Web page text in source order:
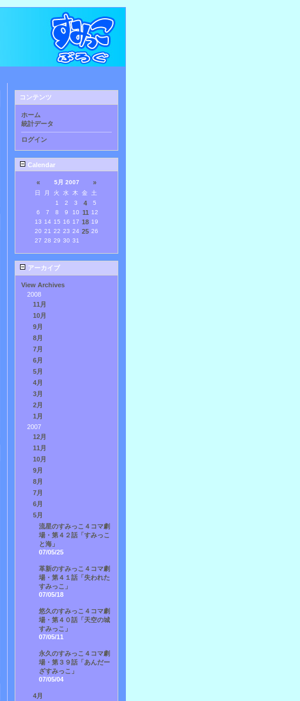
コンテンツ
ホーム
統計データ
ログイン
Calendar
« 5月 2007 »
日 月 火 水 木 金
土
1
2 3 4
5
6
7 8 9 10 11 12
13 14 15 16 17 18 19
20 21 22 23 24 25 26
27 28 29 30 31
アーカイブ
View Archives
2008
11月
10月
9月
8月
7月
6月
5月
4月
3月
2月
1月
2007
12月
11月
10月
9月
8月
7月
6月
5月
流星のすみっこ４コマ劇
場・第４２話「すみっこ
と海」
07/05/25
革新のすみっこ４コマ劇
場・第４１話「失われた
すみっこ」
07/05/18
悠久のすみっこ４コマ劇
場・第４０話「天空の城
すみっこ」
07/05/11
永久のすみっこ４コマ劇
場・第３９話「あんだー
ざすみっこ」
07/05/04
4月